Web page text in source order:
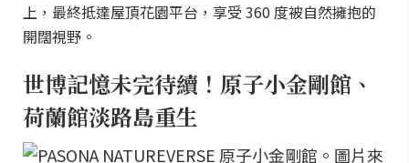
上，最終抵達屋頂花園平台，享受 360 度被自然擁抱的
開闊視野。
世博記憶未完待續！原子小金剛館、
荷蘭館淡路島重生